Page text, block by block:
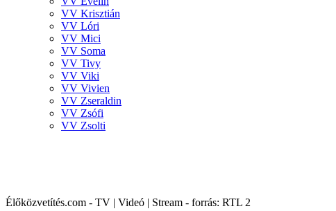
VV Krisztián
VV Lóri
VV Mici
VV Soma
VV Tivy
VV Viki
VV Vivien
VV Zseraldin
VV Zsófi
VV Zsolti
Élőközvetítés.com - TV | Videó | Stream - forrás: RTL 2